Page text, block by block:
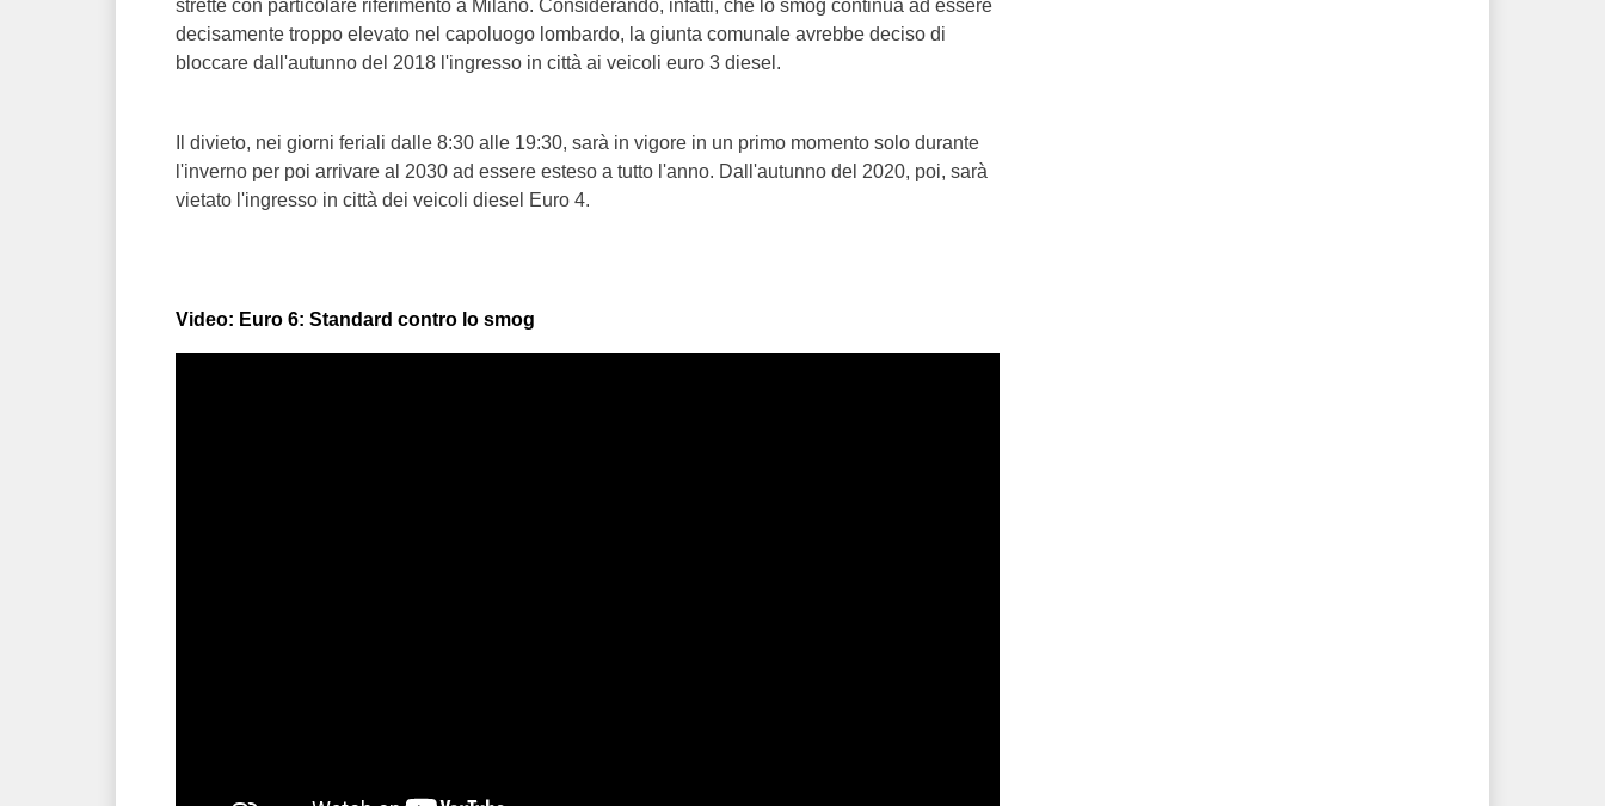
strette con particolare riferimento a Milano. Considerando, infatti, che lo smog continua ad essere
decisamente troppo elevato nel capoluogo lombardo, la giunta comunale avrebbe deciso di
bloccare dall'autunno del 2018 l'ingresso in città ai veicoli euro 3 diesel.
Il divieto, nei giorni feriali dalle 8:30 alle 19:30, sarà in vigore in un primo momento solo durante
l'inverno per poi arrivare al 2030 ad essere esteso a tutto l'anno. Dall'autunno del 2020, poi, sarà
vietato l'ingresso in città dei veicoli diesel Euro 4.
Video: Euro 6: Standard contro lo smog